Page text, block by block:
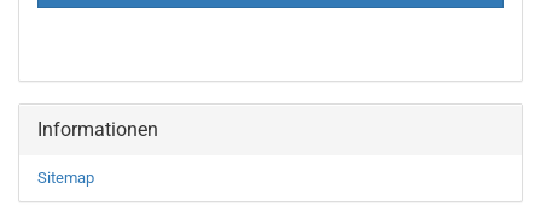
Informationen
Sitemap